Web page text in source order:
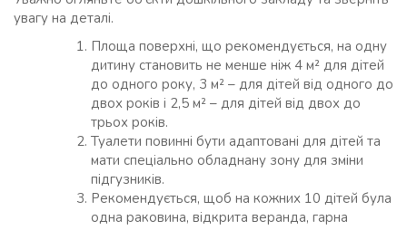
увагу на деталі.
Площа поверхні, що рекомендується, на одну
дитину становить не менше ніж 4 м² для дітей
до одного року, 3 м² – для дітей від одного до
двох років і 2,5 м² – для дітей від двох до
трьох років.
Туалети повинні бути адаптовані для дітей та
мати спеціально обладнану зону для зміни
підгузників.
Рекомендується, щоб на кожних 10 дітей була
одна раковина, відкрита веранда, гарна